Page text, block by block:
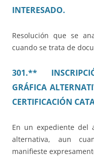
INTERESADO.
Resolución que se
cuando se trata de
301.**
GRÁFICA
CERTIFICACIÓN
En un expediente del
alternativa, aun
manifieste